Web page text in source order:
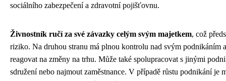
sociálního zabezpečení a zdravotní pojišťovnu.
Živnostník ručí za své závazky celým svým majetkem, což
riziko. Na druhou stranu má plnou kontrolu nad svým podnikáním
reagovat na změny na trhu. Může také spolupracovat s jinými
sdružení nebo najmout zaměstnance. V případě růstu podnikání je